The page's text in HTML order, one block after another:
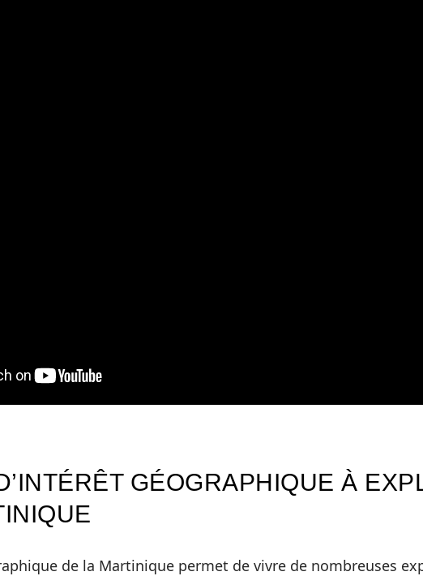
GÉOGRAPHIQUE À
de la Martinique permet de vivre de nombreuses